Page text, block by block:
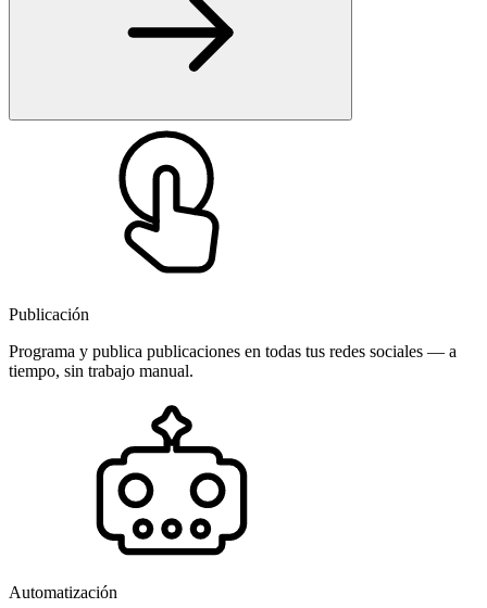
Publicación
Programa y publica publicaciones en todas tus redes sociales — a
tiempo, sin trabajo manual.
Automatización